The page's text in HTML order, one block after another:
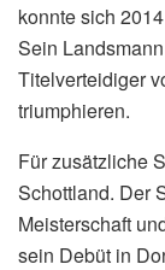
konnte sich
Sein
Titelverteidiger
triumphieren.
Für zusätzliche
Schottland. Der
Meisterschaft
sein Debüt in